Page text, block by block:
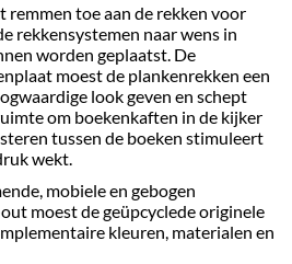
remmen toe aan de rekken voor
rekkensystemen naar wens in
worden geplaatst. De
moest de plankenrekken een
look geven en schept
om boekenkaften in de kijker
tussen de boeken stimuleert
wekt.
mobiele en gebogen
moest de geüpcyclede originele
kleuren, materialen en